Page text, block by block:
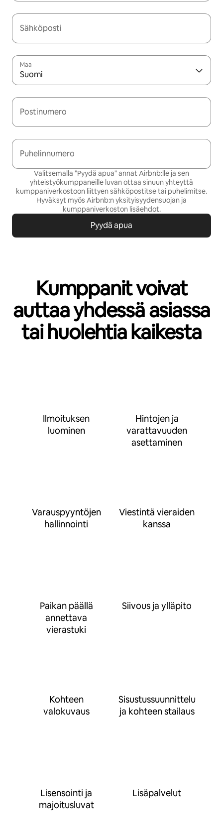
Sähköposti
Maa
Suomi
Postinumero
Puhelinnumero
Valitsemalla "Pyydä apua" annat Airbnb:lle ja sen
yhteistyökumppaneille luvan ottaa sinuun yhteyttä
kumppaniverkostoon liittyen sähköpostitse tai puhelimitse.
Hyväksyt myös Airbnb:nyksityisyydensuojan ja
kumppaniverkoston lisäehdot.
Pyydä apua
Kumppanit voivat
auttaa yhdessä asiassa
tai huolehtia kaikesta
Ilmoituksen
luominen
Hintojen ja
varattavuuden
asettaminen
Varauspyyntöjen
hallinnointi
Viestintä vieraiden
kanssa
Paikan päällä
annettava
vierastuki
Siivous ja ylläpito
Kohteen
valokuvaus
Sisustussuunnittelu
ja kohteen stailaus
Lisensointi ja
majoitusluvat
Lisäpalvelut